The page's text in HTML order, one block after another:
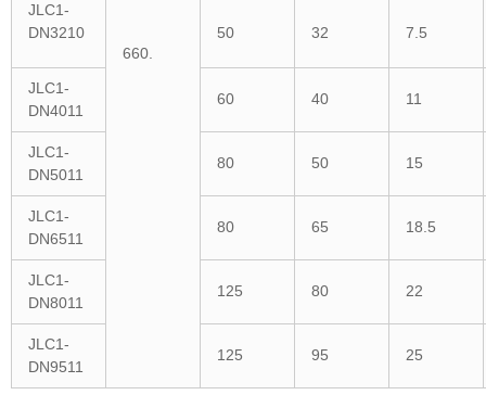
660.
JLC1-
DN3210
50 32 7.5
JLC1-
DN4011
60 40 11
JLC1-
DN5011
80 50 15
JLC1-
DN6511
80 65 18.5
JLC1-
DN8011
125 80 22
JLC1-
DN9511
125 95 25